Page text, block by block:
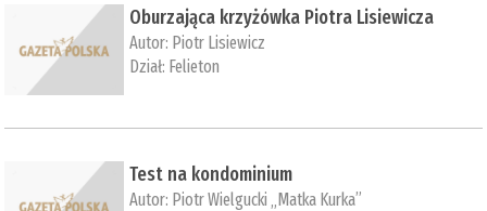
Oburzająca krzyżówka Piotra Lisiewicza
Autor: Piotr Lisiewicz
Dział: Felieton
Test na kondominium
Autor: Piotr Wielgucki „Matka Kurka”